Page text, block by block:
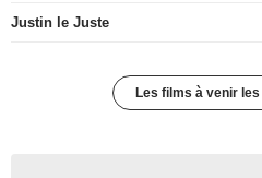
Justin le Juste
Les films à venir